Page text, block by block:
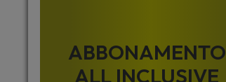
ABBONAMENTO
ALL INCLUSIVE